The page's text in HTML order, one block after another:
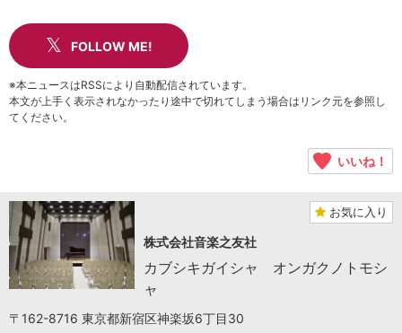
FOLLOW ME!
※本ニュースはRSSにより自動配信されています。
本文が上手く表示されなかったり途中で切れてしまう場合はリンク元を参照し
てください。
いいね！
お気に入り
株式会社音楽之友社
カブシキガイシャ オンガクノトモシ
ャ
〒162-8716 東京都新宿区神楽坂6丁目30